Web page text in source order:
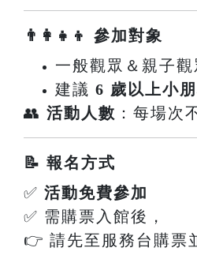
👨‍👩‍👧‍👦 參加對象
一般觀眾＆親子觀
建議 6 歲以上小
👥 活動人數 ：每場次
📝 報名方式
✅ 活動免費參加
✅ 需購票入館後，
👉 請先至服務台購票